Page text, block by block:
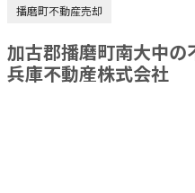
播磨町不動産売却
加古郡播磨町南大中の
兵庫不動産株式会社